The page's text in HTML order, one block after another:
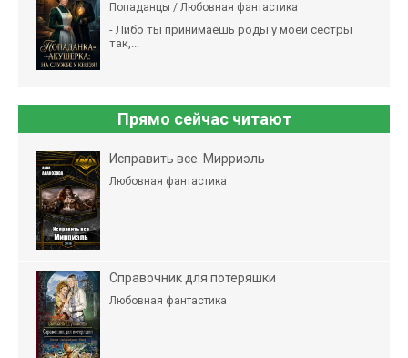
Попаданцы / Любовная фантастика
- Либо ты принимаешь роды у моей сестры
так,...
Прямо сейчас читают
Исправить все. Мирриэль
Любовная фантастика
Справочник для потеряшки
Любовная фантастика